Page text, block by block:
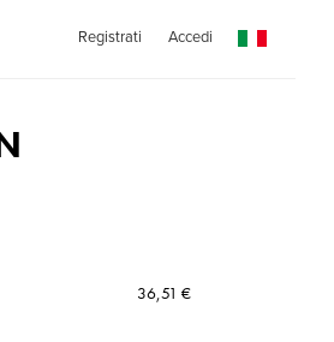
Registrati Accedi
36,51 €